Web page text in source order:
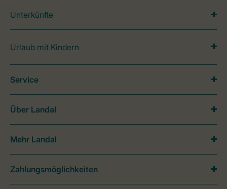
Unterkünfte
Urlaub mit Kindern
Service
Über Landal
Mehr Landal
Zahlungsmöglichkeiten